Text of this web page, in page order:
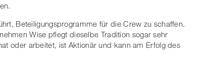
Beteiligungsprogramme für die Crew zu schaffen.
Wise pflegt dieselbe Tradition sogar sehr
oder arbeitet, ist Aktionär und kann am Erfolg des